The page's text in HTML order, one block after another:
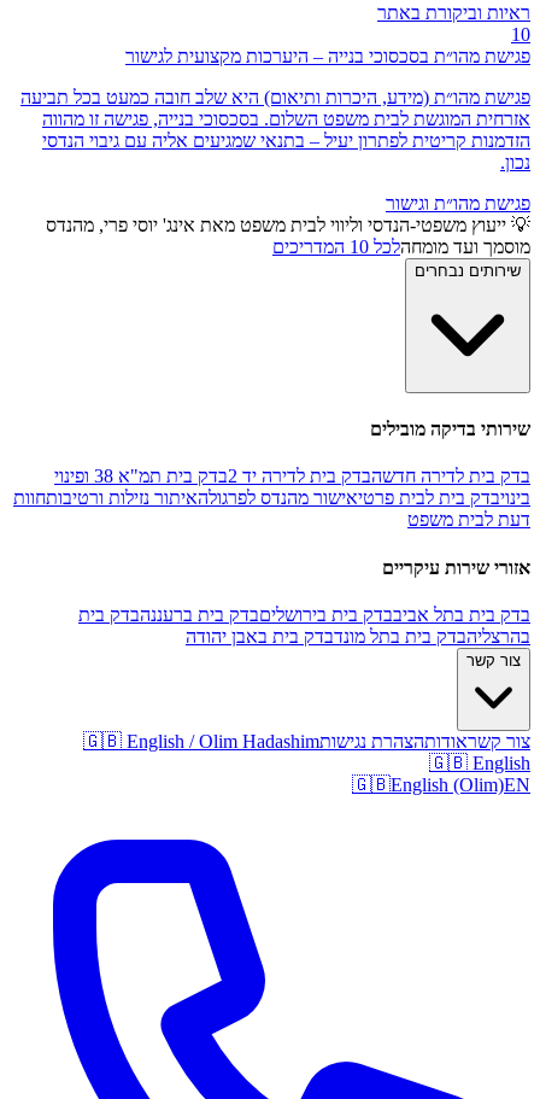
ראיות וביקורת באתר
10
פגישת מהו״ת בסכסוכי בנייה – היערכות מקצועית לגישור
פגישת מהו״ת (מידע, היכרות ותיאום) היא שלב חובה כמעט בכל תביעה
אזרחית המוגשת לבית משפט השלום. בסכסוכי בנייה, פגישה זו מהווה
הזדמנות קריטית לפתרון יעיל – בתנאי שמגיעים אליה עם גיבוי הנדסי
נכון.
פגישת מהו״ת וגישור
💡 ייעוץ משפטי-הנדסי וליווי לבית משפט מאת אינג' יוסי פרי, מהנדס
מוסמך ועד מומחהלכל 10 המדריכים
שירותים נבחרים
שירותי בדיקה מובילים
בדק בית לדירה חדשהבדק בית לדירה יד 2
בדק בית תמ"א 38 ופינוי
בינויבדק בית לבית פרטיאישור מהנדס לפרגולהאיתור נזילות ורטיבותחוות
דעת לבית משפט
אזורי שירות עיקריים
בדק בית בתל אביבבדק בית בירושליםבדק בית ברעננהבדק בית
בהרצליהבדק בית בתל מונדבדק בית באבן יהודה
צור קשר
צור קשראודותהצהרת נגישות🇬🇧 English / Olim Hadashim
🇬🇧 English
🇬🇧English (Olim)EN